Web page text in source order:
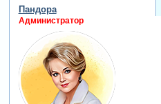
Пандора
Администратор